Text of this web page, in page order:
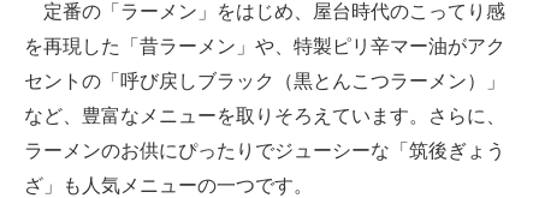
定番の「ラーメン」をはじめ、屋台時代のこってり感
を再現した「昔ラーメン」や、特製ピリ辛マー油がアク
セントの「呼び戻しブラック（黒とんこつラーメン）」
など、豊富なメニューを取りそろえています。さらに、
ラーメンのお供にぴったりでジューシーな「筑後ぎょう
ざ」も人気メニューの一つです。